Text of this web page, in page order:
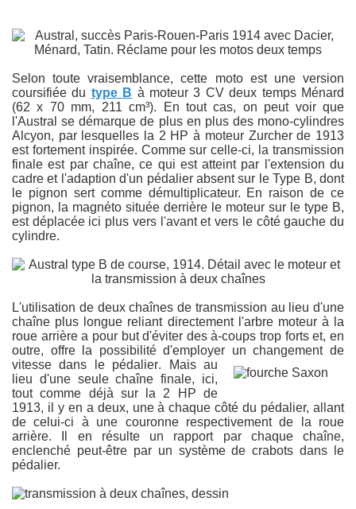
Selon toute vraisemblance, cette moto est une version
coursifiée du type B à moteur 3 CV deux temps Ménard
(62 x 70 mm, 211 cm³). En tout cas, on peut voir que
l'Austral se démarque de plus en plus des mono-cylindres
Alcyon, par lesquelles la 2 HP à moteur Zurcher de 1913
est fortement inspirée. Comme sur celle-ci, la transmission
finale est par chaîne, ce qui est atteint par l'extension du
cadre et l'adaption d'un pédalier absent sur le Type B, dont
le pignon sert comme démultiplicateur. En raison de ce
pignon, la magnéto située derrière le moteur sur le type B,
est déplacée ici plus vers l'avant et vers le côté gauche du
cylindre.
L'utilisation de deux chaînes de transmission au lieu d'une
chaîne plus longue reliant directement l'arbre moteur à la
roue arrière a pour but d'éviter des à-coups trop forts et, en
outre, offre la possibilité d'employer un changement de
vitesse dans le pédalier. Mais au
lieu d'une seule chaîne finale, ici,
tout comme déjà sur la 2 HP de
1913, il y en a deux, une à chaque côté du pédalier, allant
de celui-ci à une couronne respectivement de la roue
arrière. Il en résulte un rapport par chaque chaîne,
enclenché peut-être par un système de crabots dans le
pédalier.